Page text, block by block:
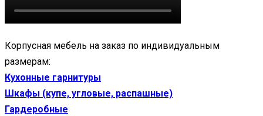
Корпусная мебель на заказ по индивидуальным
размерам:
Кухонные гарнитуры
Шкафы (купе, угловые, распашные)
Гардеробные